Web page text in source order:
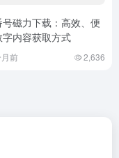
磁力下载：高效、便
内容获取方式
前 2,636